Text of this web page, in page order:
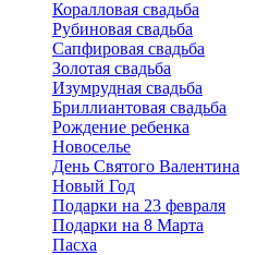
Коралловая свадьба
Рубиновая свадьба
Сапфировая свадьба
Золотая свадьба
Изумрудная свадьба
Бриллиантовая свадьба
Рождение ребенка
Новоселье
День Святого Валентина
Новый Год
Подарки на 23 февраля
Подарки на 8 Марта
Пасха